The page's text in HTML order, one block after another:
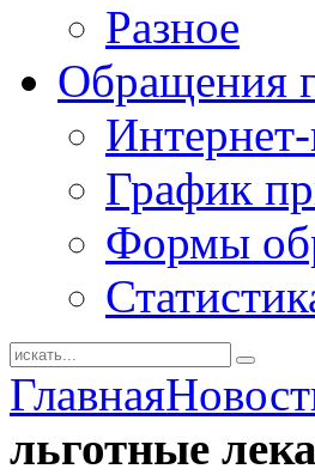
Разное
Обращения
График
Формы
Главная
льготные